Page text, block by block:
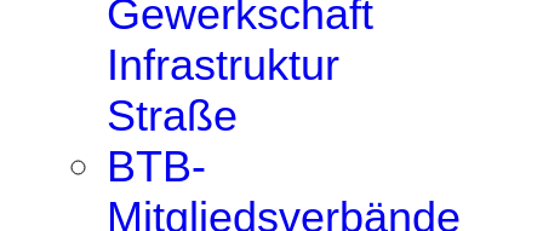
Gewerkschaft
Infrastruktur
Straße
BTB-
Mitgliedsverbände